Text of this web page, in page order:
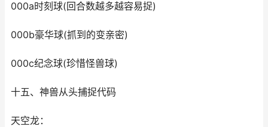
000a时刻球(回合数越多越容易捉)
000b豪华球(抓到的变亲密)
000c纪念球(珍惜怪兽球)
十五、神兽从头捕捉代码
天空龙：